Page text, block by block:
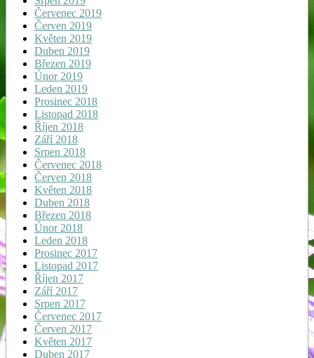
Červenec 2019
Červen 2019
Květen 2019
Duben 2019
Březen 2019
Únor 2019
Leden 2019
Prosinec 2018
Listopad 2018
Říjen 2018
Září 2018
Srpen 2018
Červenec 2018
Červen 2018
Květen 2018
Duben 2018
Březen 2018
Únor 2018
Leden 2018
Prosinec 2017
Listopad 2017
Říjen 2017
Září 2017
Srpen 2017
Červenec 2017
Červen 2017
Květen 2017
Duben 2017